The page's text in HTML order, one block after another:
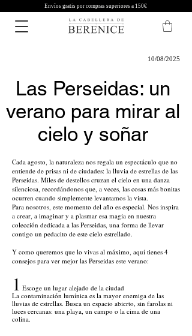
Envíos gratis por compras superiores a 150€
10/08/2025
Las Perseidas: un
verano para mirar al
cielo y soñar
Cada agosto, la naturaleza nos regala un espectáculo que no
entiende de prisas ni de ciudades: la lluvia de estrellas de las
Perseidas. Miles de destellos cruzan el cielo en una danza
silenciosa, recordándonos que, a veces, las cosas más bonitas
ocurren cuando simplemente levantamos la vista.
Para nosotros, este momento del año es especial. Nos inspira
a crear, a imaginar y a plasmar esa magia en nuestra
colección dedicada a las Perseidas, una forma de llevar
contigo un pedacito de este cielo estrellado.
Y como queremos que lo vivas al máximo, aquí tienes 4
consejos para ver mejor las Perseidas este verano:
1 Escoge un lugar alejado de la ciudad
La contaminación lumínica es la mayor enemiga de las
lluvias de estrellas. Busca un espacio abierto, sin farolas ni
luces cercanas: una playa, un campo o la cima de una
colina.